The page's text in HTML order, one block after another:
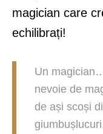
magician care
echilibrați!
Un
nevoie de
de ași scoși